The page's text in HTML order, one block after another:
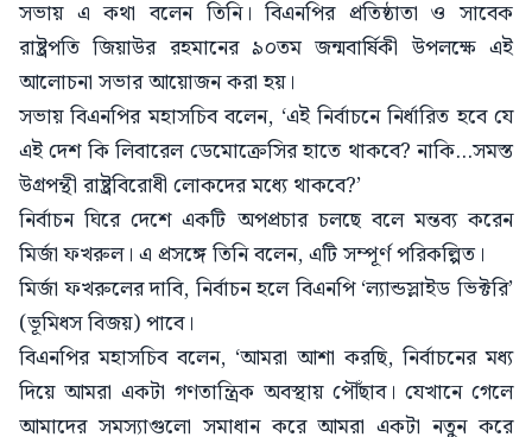
সভায় এ কথা বলেন তিনি। বিএনপির প্রতিষ্ঠাতা ও সাবেক
রাষ্ট্রপতি জিয়াউর রহমানের ৯০তম জন্মবার্ষিকী উপলক্ষে এই
আলোচনা সভার আয়োজন করা হয়।
সভায় বিএনপির মহাসচিব বলেন, ‘এই নির্বাচনে নির্ধারিত হবে যে
এই দেশ কি লিবারেল ডেমোক্রেসির হাতে থাকবে? নাকি...সমস্ত
উগ্রপন্থী রাষ্ট্রবিরোধী লোকদের মধ্যে থাকবে?’
নির্বাচন ঘিরে দেশে একটি অপপ্রচার চলছে বলে মন্তব্য করেন
মির্জা ফখরুল। এ প্রসঙ্গে তিনি বলেন, এটি সম্পূর্ণ পরিকল্পিত।
মির্জা ফখরুলের দাবি, নির্বাচন হলে বিএনপি ‘ল্যান্ডস্লাইড ভিক্টরি’
(ভূমিধস বিজয়) পাবে।
বিএনপির মহাসচিব বলেন, ‘আমরা আশা করছি, নির্বাচনের মধ্য
দিয়ে আমরা একটা গণতান্ত্রিক অবস্থায় পৌঁছাব। যেখানে গেলে
আমাদের সমস্যাগুলো সমাধান করে আমরা একটা নতুন করে